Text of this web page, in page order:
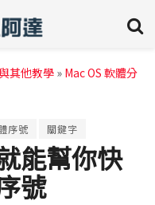
其他教學» Mac OS 軟體分
序號 關鍵字
能幫你快
號